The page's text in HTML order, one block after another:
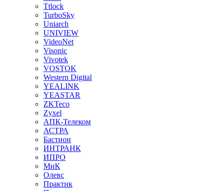
Ttlock
TurboSky
Uniarch
UNIVIEW
VideoNet
Visonic
Vivotek
VOSTOK
Western Digital
YEALINK
YEASTAR
ZKTeco
Zyxel
АПК-Телеком
АСТРА
Бастион
ИНТРАНК
ИПРО
МиК
Олевс
Практик